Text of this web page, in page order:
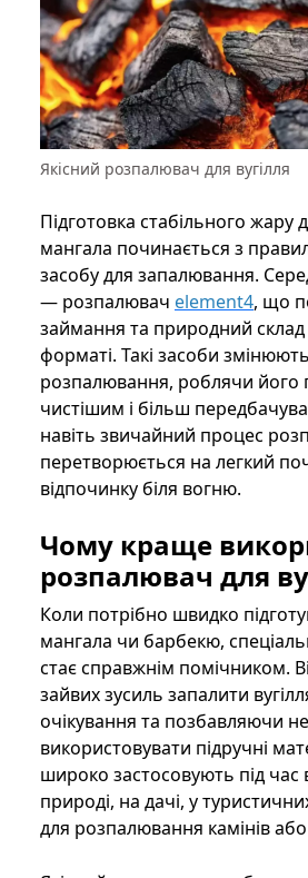
Якісний розпалювач для вугілля
Підготовка стабільного жару
мангала починається з
засобу для запалювання.
— розпалювач element4, що
займання та природний
форматі. Такі засоби
розпалювання, роблячи його
чистішим і більш
навіть звичайний процес
перетворюється на легкий
відпочинку біля вогню.
Чому краще
розпалювач для
Коли потрібно швидко
мангала чи барбекю,
стає справжнім помічником.
зайвих зусиль запалити
очікування та позбавляючи
використовувати підручні
широко застосовують під час
природі, на дачі, у
для розпалювання камінів